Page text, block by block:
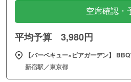
空席確認・
平均予算 3,980円
【バーベキュー×ビアガーデン】
新宿駅／東京都